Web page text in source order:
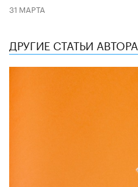
31 МАРТА
ДРУГИЕ СТАТЬИ АВТОРА